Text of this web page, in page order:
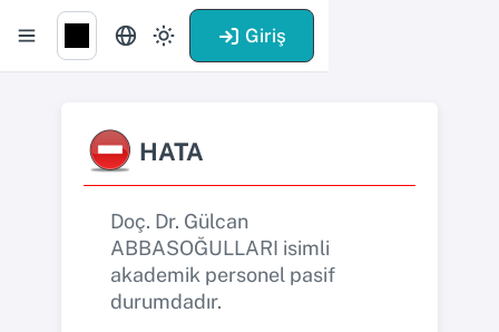
Giriş
HATA
Doç. Dr. Gülcan
ABBASOĞULLARI isimli
akademik personel pasif
durumdadır.